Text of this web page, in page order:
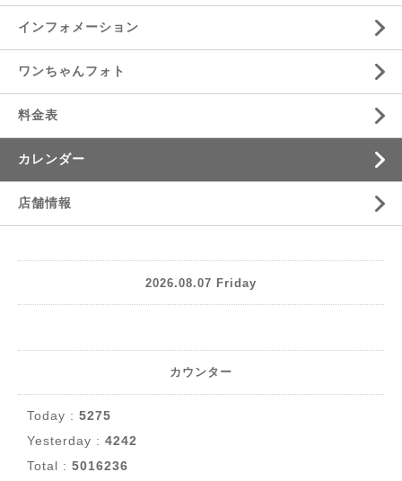
インフォメーション
ワンちゃんフォト
料金表
カレンダー
店舗情報
2026.08.07 Friday
カウンター
Today : 5275
Yesterday : 4242
Total : 5016236